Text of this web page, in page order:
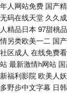
年人网站免费 国产
无码在线天堂 久久
人精品日本 97甜桃
情另类欧美一二 国
社区成人 在线免费
站最新激情h网站
新福利影院 欧美人
多野步中文字幕 日